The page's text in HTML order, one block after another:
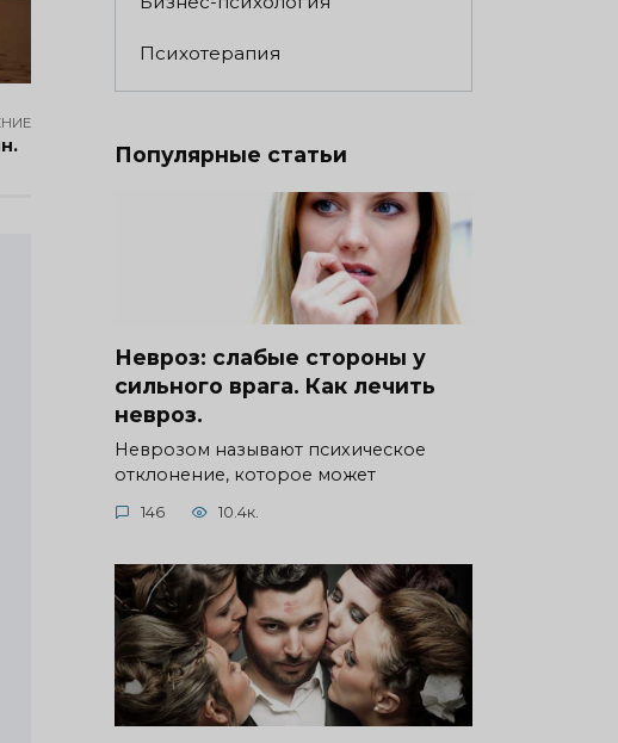
Психотерапия
Популярные статьи
Невроз: слабые стороны у
сильного врага. Как лечить
невроз.
Неврозом называют психическое
отклонение, которое может
146 10.4к.